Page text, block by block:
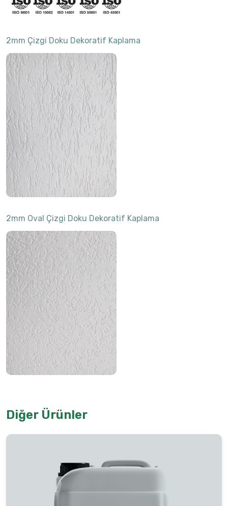
2mm Çizgi Doku Dekoratif Kaplama
2mm Oval Çizgi Doku Dekoratif Kaplama
Diğer Ürünler